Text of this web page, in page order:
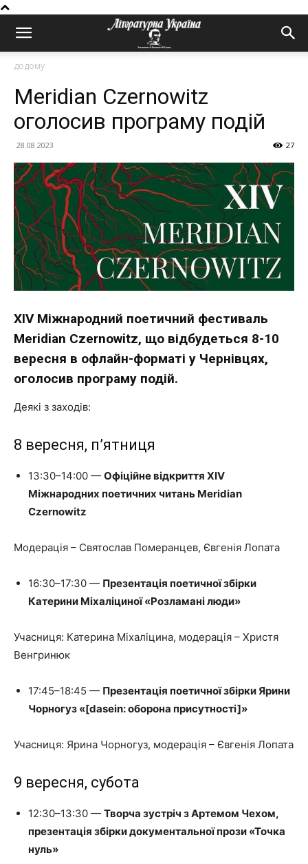
додому
Meridian Czernowitz
оголосив програму подій
28.08.2023 27
ХІV Міжнародний поетичний фестиваль
Meridian Czernowitz, що відбудеться 8-10
вересня в офлайн-форматі у Чернівцях,
оголосив програму подій.
Деякі з заходів:
8 вересня, п’ятниця
13:30–14:00 — Офіційне відкриття XIV
Міжнародних поетичних читань Meridian
Czernowitz
Модерація – Святослав Померанцев, Євгенія Лопата
16:30–17:30 — Презентація поетичної збірки
Катерини Міхаліциної «Розламані люди»
Учасниця: Катерина Міхаліцина, модерація – Христя
Венгринюк
17:45–18:45 — Презентація поетичної збірки Ярини
Чорногуз «[dasein: оборона присутності]»
Учасниця: Ярина Чорногуз, модерація – Євгенія Лопата
9 вересня, субота
12:30–13:30 — Творча зустріч з Артемом Чехом,
презентація збірки документальної прози «Точка
нуль»